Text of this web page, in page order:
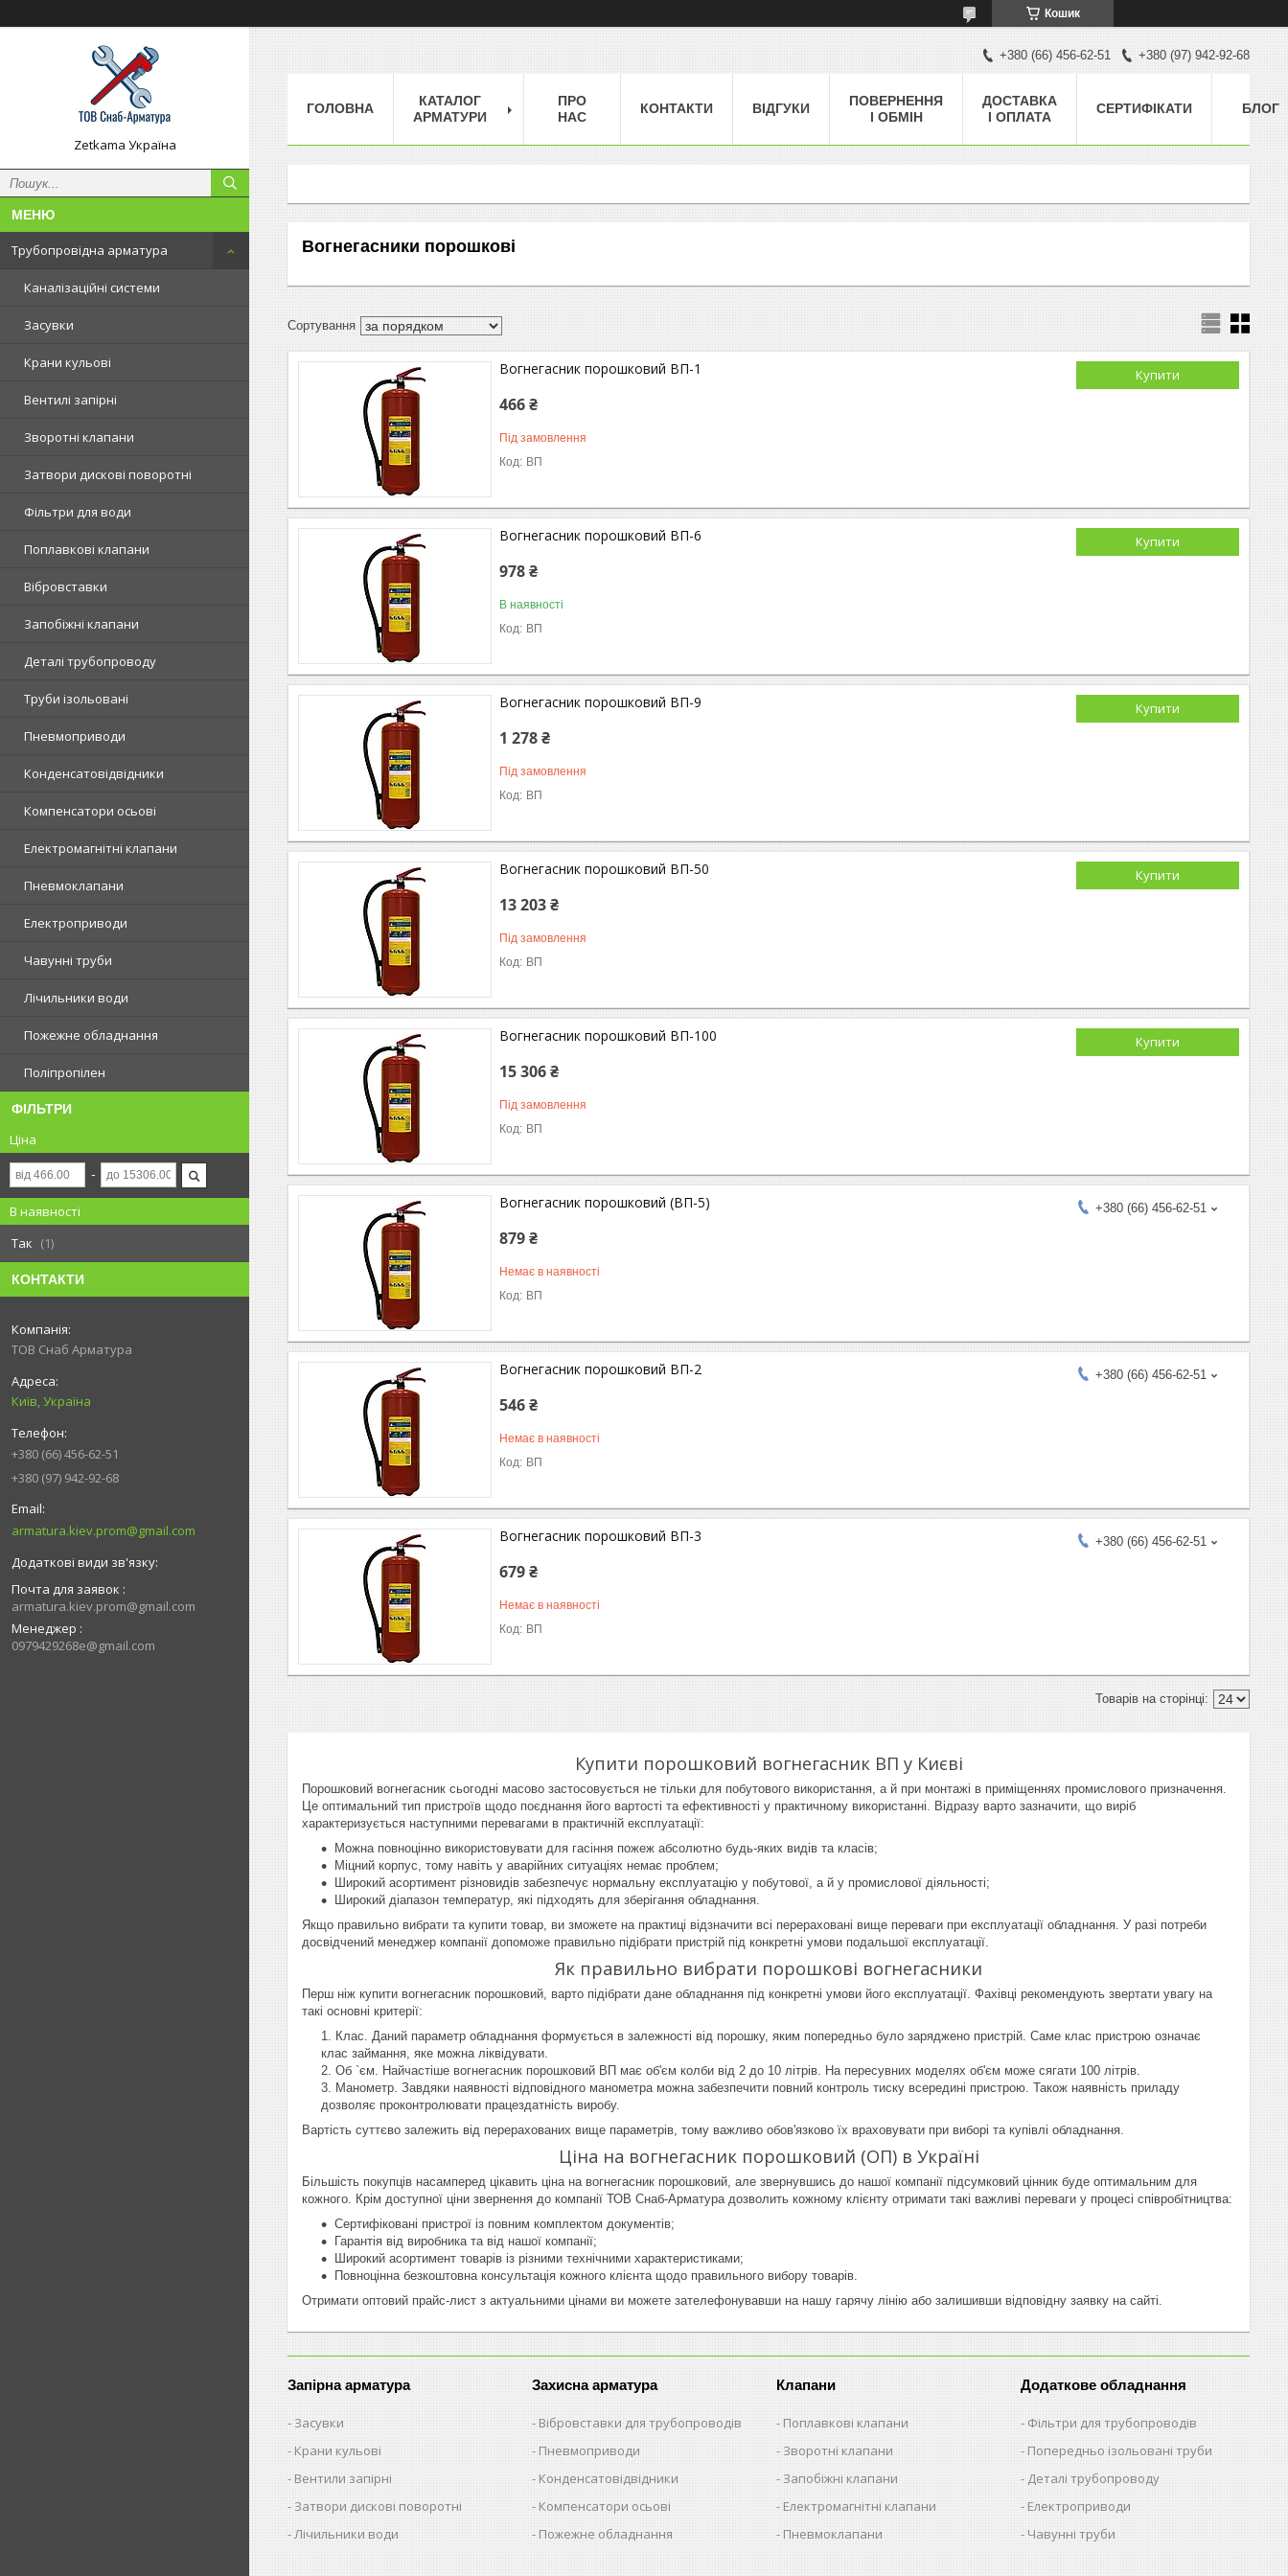
Кошик
Zetkama Україна
Трубопровідна арматура
Каналізаційні системи
Засувки
Крани кульові
Вентилі запірні
Зворотні клапани
Затвори дискові поворотні
Фільтри для води
Поплавкові клапани
Вібровставки
Запобіжні клапани
Деталі трубопроводу
Труби ізольовані
Пневмоприводи
Конденсатовідвідники
Компенсатори осьові
Електромагнітні клапани
Пневмоклапани
Електроприводи
Чавунні труби
Лічильники води
Пожежне обладнання
Поліпропілен
ФІЛЬТРИ
Ціна
В наявності
Так
1
КОНТАКТИ
ТОВ Снаб Арматура
Київ, Україна
+380 (66) 456-62-51
+380 (97) 942-92-68
armatura.kiev.prom@gmail.com
Почта для заявок
armatura.kiev.prom@gmail.com
Менеджер
0979429268e@gmail.com
+380 (66) 456-62-51 +380 (97) 942-92-68
ГОЛОВНА
КАТАЛОГ
АРМАТУРИ
ПРО
НАС
КОНТАКТИ ВІДГУКИ
ПОВЕРНЕННЯ
І ОБМІН
ДОСТАВКА
І ОПЛАТА
СЕРТИФІКАТИ БЛОГ
Вогнегасники порошкові
Купити
Вогнегасник порошковий ВП-1
466 ₴
Під замовлення
ВП
Купити
Вогнегасник порошковий ВП-6
978 ₴
В наявності
ВП
Купити
Вогнегасник порошковий ВП-9
1 278 ₴
Під замовлення
ВП
Купити
Вогнегасник порошковий ВП-50
13 203 ₴
Під замовлення
ВП
Купити
Вогнегасник порошковий ВП-100
15 306 ₴
Під замовлення
ВП
+380 (66) 456-62-51
Вогнегасник порошковий (ВП-5)
879 ₴
Немає в наявності
ВП
+380 (66) 456-62-51
Вогнегасник порошковий ВП-2
546 ₴
Немає в наявності
ВП
+380 (66) 456-62-51
Вогнегасник порошковий ВП-3
679 ₴
Немає в наявності
ВП
Купити порошковий вогнегасник ВП у Києві
Порошковий вогнегасник сьогодні масово застосовується не тільки для побутового використання, а й при монтажі в приміщеннях промислового призначення.
Це оптимальний тип пристроїв щодо поєднання його вартості та ефективності у практичному використанні. Відразу варто зазначити, що виріб
характеризується наступними перевагами в практичній експлуатації:
Можна повноцінно використовувати для гасіння пожеж абсолютно будь-яких видів та класів;
Міцний корпус, тому навіть у аварійних ситуаціях немає проблем;
Широкий асортимент різновидів забезпечує нормальну експлуатацію у побутової, а й у промислової діяльності;
Широкий діапазон температур, які підходять для зберігання обладнання.
Якщо правильно вибрати та купити товар, ви зможете на практиці відзначити всі перераховані вище переваги при експлуатації обладнання. У разі потреби
досвідчений менеджер компанії допоможе правильно підібрати пристрій під конкретні умови подальшої експлуатації.
Як правильно вибрати порошкові вогнегасники
Перш ніж купити вогнегасник порошковий, варто підібрати дане обладнання під конкретні умови його експлуатації. Фахівці рекомендують звертати увагу на
такі основні критерії:
Клас. Даний параметр обладнання формується в залежності від порошку, яким попередньо було заряджено пристрій. Саме клас пристрою означає
клас займання, яке можна ліквідувати.
Об `єм. Найчастіше вогнегасник порошковий ВП має об'єм колби від 2 до 10 літрів. На пересувних моделях об'єм може сягати 100 літрів.
Манометр. Завдяки наявності відповідного манометра можна забезпечити повний контроль тиску всередині пристрою. Також наявність приладу
дозволяє проконтролювати працездатність виробу.
Вартість суттєво залежить від перерахованих вище параметрів, тому важливо обов'язково їх враховувати при виборі та купівлі обладнання.
Ціна на вогнегасник порошковий (ОП) в Україні
Більшість покупців насамперед цікавить ціна на вогнегасник порошковий, але звернувшись до нашої компанії підсумковий цінник буде оптимальним для
кожного. Крім доступної ціни звернення до компанії ТОВ Снаб-Арматура дозволить кожному клієнту отримати такі важливі переваги у процесі співробітництва:
Сертифіковані пристрої із повним комплектом документів;
Гарантія від виробника та від нашої компанії;
Широкий асортимент товарів із різними технічними характеристиками;
Повноцінна безкоштовна консультація кожного клієнта щодо правильного вибору товарів.
Отримати оптовий прайс-лист з актуальними цінами ви можете зателефонувавши на нашу гарячу лінію або залишивши відповідну заявку на сайті.
Запірна арматура
Засувки
Крани кульові
Вентили запірні
Затвори дискові поворотні
Лічильники води
Захисна арматура
Вібровставки для трубопроводів
Пневмоприводи
Конденсатовідвідники
Компенсатори осьові
Пожежне обладнання
Клапани
Поплавкові клапани
Зворотні клапани
Запобіжні клапани
Електромагнітні клапани
Пневмоклапани
Додаткове обладнання
Фільтри для трубопроводів
Попередньо ізольовані труби
Деталі трубопроводу
Електроприводи
Чавунні труби